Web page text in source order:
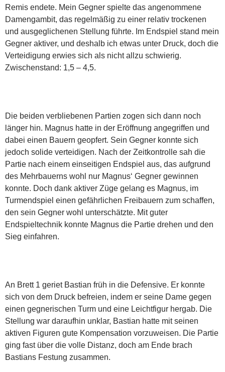
Remis endete. Mein Gegner spielte das angenommene
Damengambit, das regelmäßig zu einer relativ trockenen
und ausgeglichenen Stellung führte. Im Endspiel stand mein
Gegner aktiver, und deshalb ich etwas unter Druck, doch die
Verteidigung erwies sich als nicht allzu schwierig.
Zwischenstand: 1,5 – 4,5.
Die beiden verbliebenen Partien zogen sich dann noch
länger hin. Magnus hatte in der Eröffnung angegriffen und
dabei einen Bauern geopfert. Sein Gegner konnte sich
jedoch solide verteidigen. Nach der Zeitkontrolle sah die
Partie nach einem einseitigen Endspiel aus, das aufgrund
des Mehrbauerns wohl nur Magnus‘ Gegner gewinnen
konnte. Doch dank aktiver Züge gelang es Magnus, im
Turmendspiel einen gefährlichen Freibauern zum schaffen,
den sein Gegner wohl unterschätzte. Mit guter
Endspieltechnik konnte Magnus die Partie drehen und den
Sieg einfahren.
An Brett 1 geriet Bastian früh in die Defensive. Er konnte
sich von dem Druck befreien, indem er seine Dame gegen
einen gegnerischen Turm und eine Leichtfigur hergab. Die
Stellung war daraufhin unklar, Bastian hatte mit seinen
aktiven Figuren gute Kompensation vorzuweisen. Die Partie
ging fast über die volle Distanz, doch am Ende brach
Bastians Festung zusammen.